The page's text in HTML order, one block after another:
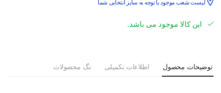
لیست شعب موجود با توجه به سایز انتخابی شما
این کالا موجود می باشد.
توضیحات محصول اطلاعات تکمیلی تگ محصولات